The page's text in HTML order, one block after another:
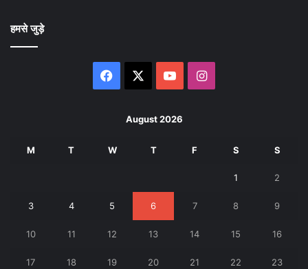
हमसे जुड़े
Facebook YouTubeInstagram
August 2026
M T W T F S S
1 2
3 4 5 6 7 8 9
10 11 12 13 14 15 16
17 18 19 20 21 22 23